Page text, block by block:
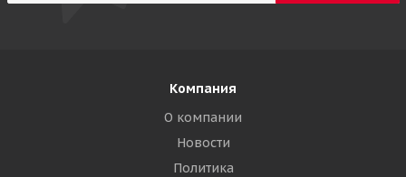
Компания
О компании
Новости
Политика